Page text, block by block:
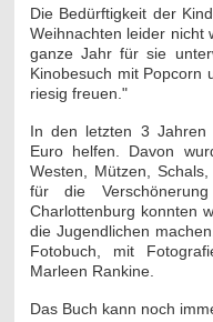
Die Bedürftigkeit der
Weihnachten leider nicht
ganze Jahr für sie
Kinobesuch mit Popcorn
riesig freuen."
In den letzten 3 Jahren
Euro helfen. Davon
Westen, Mützen,
für die
Charlottenburg konnten
die Jugendlichen
Fotobuch, mit
Marleen Rankine.
Das Buch kann noch